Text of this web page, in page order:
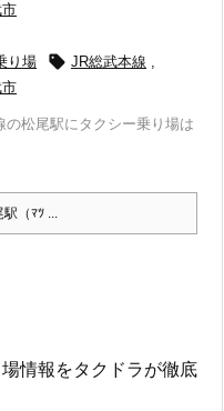
り場  JR総武本線 ,
松尾駅にタクシー乗り場は
駅（ﾏﾂ ...
情報をタクドラが徹底